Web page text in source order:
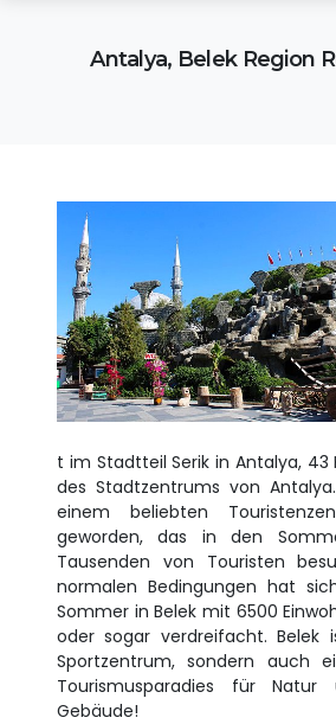
Antalya, Belek Region
t im Stadtteil Serik in Antalya, 43
des Stadtzentrums von
einem beliebten
geworden, das in den
Tausenden von Touristen
normalen Bedingungen hat
Sommer in Belek mit 6500
oder sogar verdreifacht.
Sportzentrum, sondern auch
Tourismusparadies für Natur
Gebäude!